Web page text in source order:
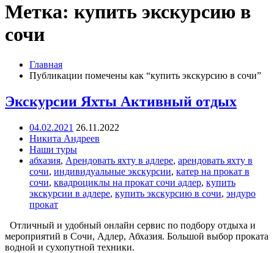
Метка: купить экскурсию в
сочи
Главная
Публикации помечены как “купить экскурсию в сочи”
Экскурсии Яхты Активный отдых
04.02.2021 26.11.2022
Никита Андреев
Наши туры
абхазия, Арендовать яхту в адлере, арендовать яхту в
сочи, индивидуальные экскурсии, катер на прокат в
сочи, квадроциклы на прокат сочи адлер, купить
экскурсии в адлере, купить экскурсию в сочи, эндуро
прокат
Отличный и удобный онлайн сервис по подбору отдыха и
мероприятий в Сочи, Адлер, Абхазия. Большой выбор проката
водной и сухопутной техники.